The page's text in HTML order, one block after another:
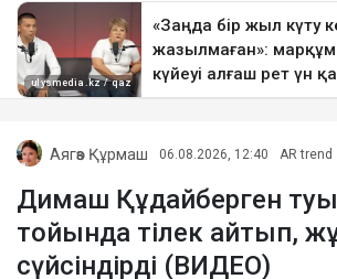
Аягөз Құрмаш 06.08.2026, 12:40 AR trend
Димаш Құдайберген
тойында тілек айтып,
сүйсіндірді (ВИДЕО)